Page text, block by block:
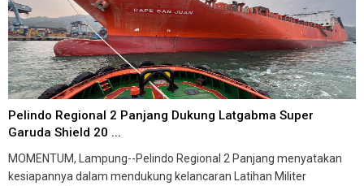
Pelindo Regional 2 Panjang Dukung Latgabma Super
Garuda Shield 20 ...
MOMENTUM, Lampung--Pelindo Regional 2 Panjang menyatakan
kesiapannya dalam mendukung kelancaran Latihan Militer